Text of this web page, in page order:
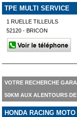
TPE MULTI SERVICE
1 RUELLE TILLEULS
52120 - BRICON
VOTRE RECHERCHE
50KM AUX ALENTOURS
HONDA RACING MOTO